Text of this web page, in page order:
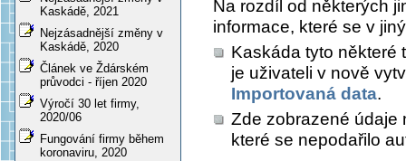
Kaskádě, 2021
Nejzásadnější změny v
Kaskádě, 2020
Článek ve Ždárském
průvodci - říjen 2020
Výročí 30 let firmy,
2020/06
Fungování firmy během
koronaviru, 2020
Na rozdíl od některých
informace, které se v
Kaskáda tyto některé
je uživateli v nově
Importovaná data.
Zde zobrazené údaje
které se nepodařilo